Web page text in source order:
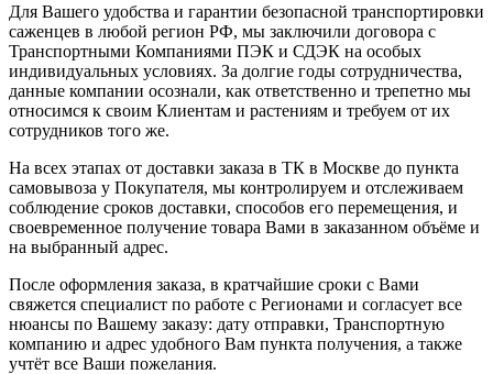
Для Вашего удобства и гарантии безопасной транспортировки
саженцев в любой регион РФ, мы заключили договора с
Транспортными Компаниями ПЭК и СДЭК на особых
индивидуальных условиях. За долгие годы сотрудничества,
данные компании осознали, как ответственно и трепетно мы
относимся к своим Клиентам и растениям и требуем от их
сотрудников того же.
На всех этапах от доставки заказа в ТК в Москве до пункта
самовывоза у Покупателя, мы контролируем и отслеживаем
соблюдение сроков доставки, способов его перемещения, и
своевременное получение товара Вами в заказанном объёме и
на выбранный адрес.
После оформления заказа, в кратчайшие сроки с Вами
свяжется специалист по работе с Регионами и согласует все
нюансы по Вашему заказу: дату отправки, Транспортную
компанию и адрес удобного Вам пункта получения, а также
учтёт все Ваши пожелания.